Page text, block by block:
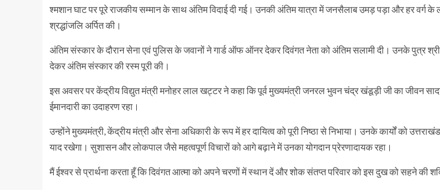
श्मशान घाट पर पूरे राजकीय सम्मान के साथ अंतिम विदाई दी गई। उनकी अंतिम यात्रा में जनसैलाब उमड़ पड़ा और हर वर्ग
श्रद्धांजलि अर्पित की।
अंतिम संस्कार के दौरान सेना एवं पुलिस के जवानों ने गार्ड ऑफ ऑनर देकर दिवंगत नेता को अंतिम सलामी दी। उनके पुत्र
देकर अंतिम संस्कार की रस्म पूरी की।
इस अवसर पर केंद्रीय विद्युत मंत्री मनोहर लाल खट्टर ने कहा कि पूर्व मुख्यमंत्री जनरल भुवन चंद्र खंडूड़ी जी का जीवन
ईमानदारी का उदाहरण रहा।
उन्होंने मुख्यमंत्री, केंद्रीय मंत्री और सेना अधिकारी के रूप में हर दायित्व को पूरी निष्ठा से निभाया। उनके कार्यों को
याद रखेगा। सुशासन और लोकपाल जैसे महत्वपूर्ण विचारों को आगे बढ़ाने में उनका योगदान प्रेरणादायक रहा।
मैं ईश्वर से प्रार्थना करता हूँ कि दिवंगत आत्मा को अपने चरणों में स्थान दें और शोक संतप्त परिवार को इस दुख को सहने की